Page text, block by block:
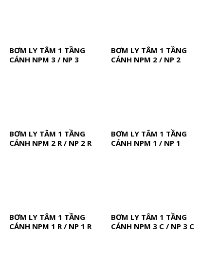
BƠM LY TÂM 1 TẦNG
CÁNH NPM 3 / NP 3
BƠM LY TÂM 1 TẦNG
CÁNH NPM 2 / NP 2
BƠM LY TÂM 1 TẦNG
CÁNH NPM 2 R / NP 2 R
BƠM LY TÂM 1 TẦNG
CÁNH NPM 1 / NP 1
BƠM LY TÂM 1 TẦNG
CÁNH NPM 1 R / NP 1 R
BƠM LY TÂM 1 TẦNG
CÁNH NPM 3 C / NP 3 C